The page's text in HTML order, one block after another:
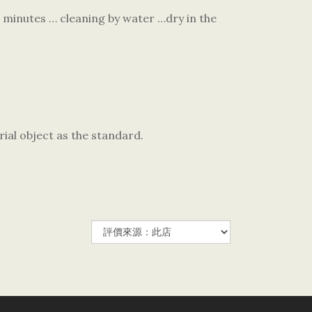
… cleaning by water …dry in the
object as the standard.